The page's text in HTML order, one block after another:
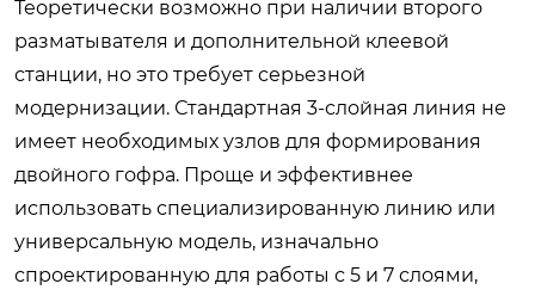
Теоретически возможно при наличии второго
разматывателя и дополнительной клеевой
станции, но это требует серьезной
модернизации. Стандартная 3-слойная линия не
имеет необходимых узлов для формирования
двойного гофра. Проще и эффективнее
использовать специализированную линию или
универсальную модель, изначально
спроектированную для работы с 5 и 7 слоями,